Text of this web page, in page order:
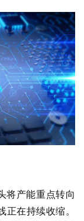
将产能重点转向
在持续收缩。